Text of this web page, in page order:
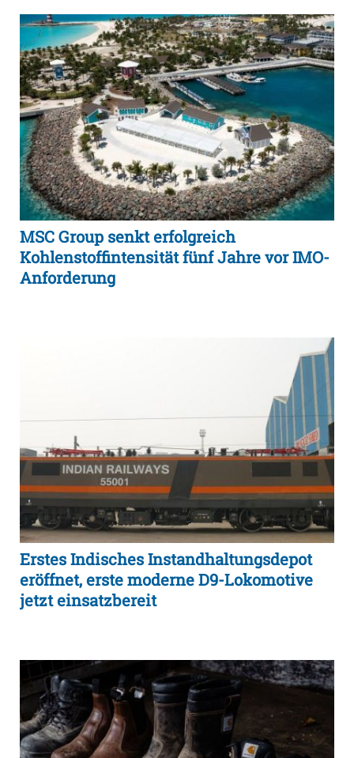
MSC Group senkt erfolgreich
Kohlenstoffintensität fünf Jahre vor IMO-
Anforderung
Erstes Indisches Instandhaltungsdepot
eröffnet, erste moderne D9-Lokomotive
jetzt einsatzbereit